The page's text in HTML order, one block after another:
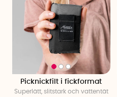
Picknickfilt i fickformat
Superlätt, slitstark och vattentät